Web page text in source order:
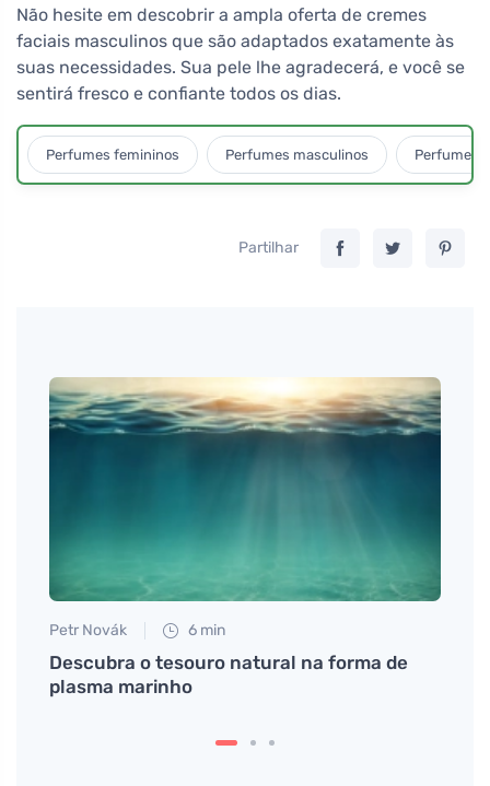
Não hesite em descobrir a ampla oferta de cremes
faciais masculinos que são adaptados exatamente às
suas necessidades. Sua pele lhe agradecerá, e você se
sentirá fresco e confiante todos os dias.
Perfumes femininos Perfumes masculinos Perfumes
Partilhar
Petr Novák 6 min
Descubra o tesouro natural na forma de
plasma marinho